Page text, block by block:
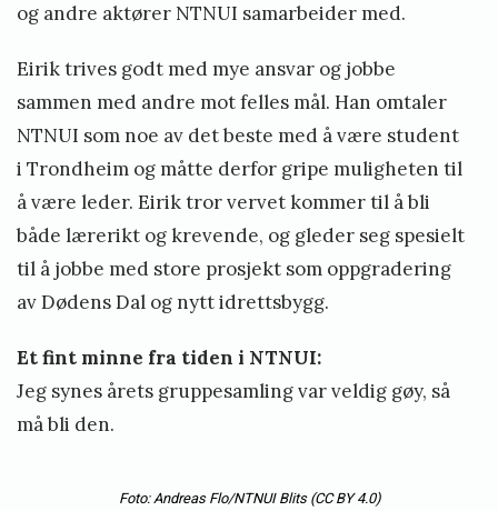
og andre aktører NTNUI samarbeider med.
Eirik trives godt med mye ansvar og jobbe
sammen med andre mot felles mål. Han omtaler
NTNUI som noe av det beste med å være student
i Trondheim og måtte derfor gripe muligheten til
å være leder. Eirik tror vervet kommer til å bli
både lærerikt og krevende, og gleder seg spesielt
til å jobbe med store prosjekt som oppgradering
av Dødens Dal og nytt idrettsbygg.
Et fint minne fra tiden i NTNUI:
Jeg synes årets gruppesamling var veldig gøy, så
må bli den.
Foto: Andreas Flo/NTNUI Blits (CC BY 4.0)